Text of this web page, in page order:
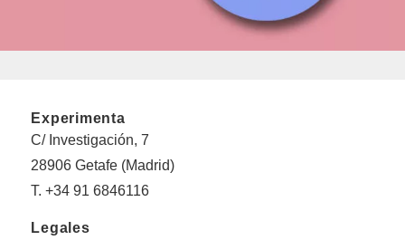
Experimenta
C/ Investigación, 7
28906 Getafe (Madrid)
T. +34 91 6846116
Legales